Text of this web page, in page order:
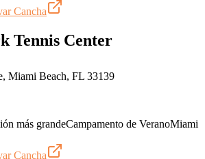
Cancha
Tennis Center
Miami Beach, FL 33139
más grandeCampamento de VeranoMiami
Cancha